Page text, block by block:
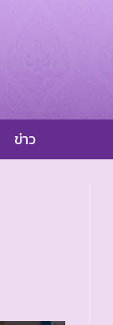
ข่าว